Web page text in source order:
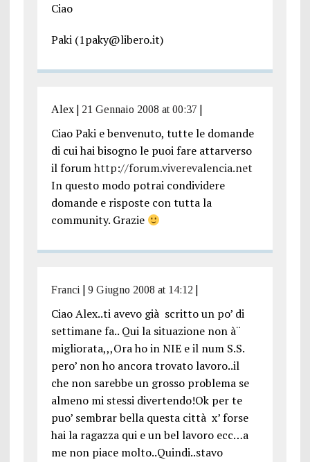
Ciao
Paki (1paky@libero.it)
Alex| 21 Gennaio 2008 at 00:37
Ciao Paki e benvenuto, tutte le domande
di cui hai bisogno le puoi fare attarverso
il forumhttp://forum.viverevalencia.net
In questo modo potrai condividere
domande e risposte con tutta la
community. Grazie
Franci 9 Giugno 2008 at 14:12
Ciao Alex..ti avevo già scritto un po’ di
settimane fa.. Qui la situazione non à¨
migliorata,,,Ora ho in NIE e il num S.S.
pero’ non ho ancora trovato lavoro..il
che non sarebbe un grosso problema se
almeno mi stessi divertendo!Ok per te
puo’ sembrar bella questa città x’ forse
hai la ragazza qui e un bel lavoro ecc…a
me non piace molto..Quindi..stavo